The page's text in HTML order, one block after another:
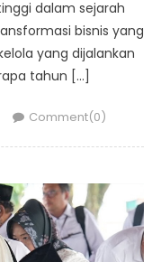
dalam sejarah
bisnis yang
yang dijalankan
tahun […]
Comment(0)